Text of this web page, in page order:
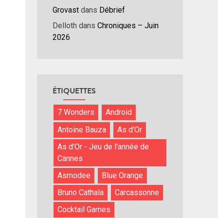
Grovast dans Débrief
Delloth dans Chroniques – Juin
2026
ÉTIQUETTES
7 Wonders
Android
Antoine Bauza
As d'Or
As d'Or - Jeu de l'année de
Cannes
Asmodee
Blue Orange
Bruno Cathala
Carcassonne
Cocktail Games